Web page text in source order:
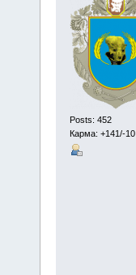
Posts: 452
Карма: +141/-10